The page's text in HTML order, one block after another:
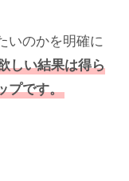
いのかを明確に
しい結果は得ら
プです。